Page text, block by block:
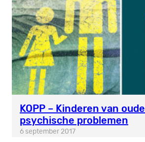
KOPP – Kinderen van
psychische problemen
6 september 2017